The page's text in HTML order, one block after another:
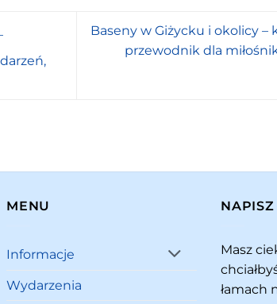
Baseny w Giżycku i okolicy –
przewodnik dla
MENU
Informacje
Wydarzenia
Masz
łamach